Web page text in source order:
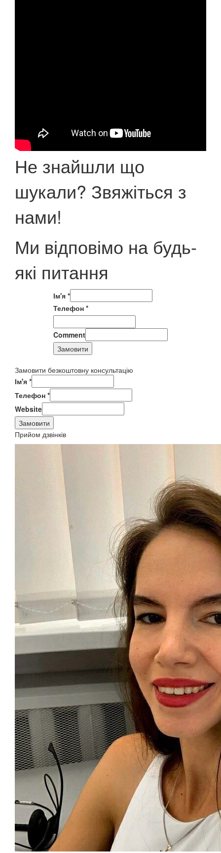
Не знайшли що
шукали? Звяжіться з
нами!
Ми відповімо на будь-
які питання
Ім'я *
Телефон *
Comment
Замовити
Замовити безкоштовну консультацію
Ім'я *
Телефон *
Website
Замовити
Прийом дзвінків